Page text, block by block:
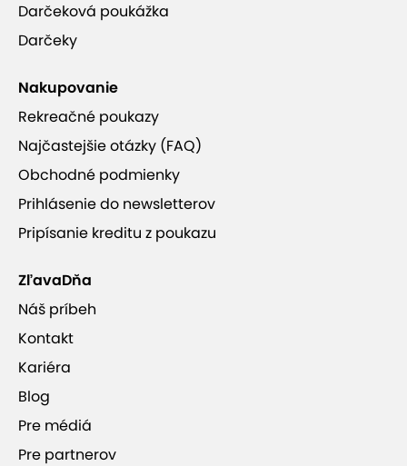
Darčeková poukážka
Darčeky
Nakupovanie
Rekreačné poukazy
Najčastejšie otázky (FAQ)
Obchodné podmienky
Prihlásenie do newsletterov
Pripísanie kreditu z poukazu
ZľavaDňa
Náš príbeh
Kontakt
Kariéra
Blog
Pre médiá
Pre partnerov